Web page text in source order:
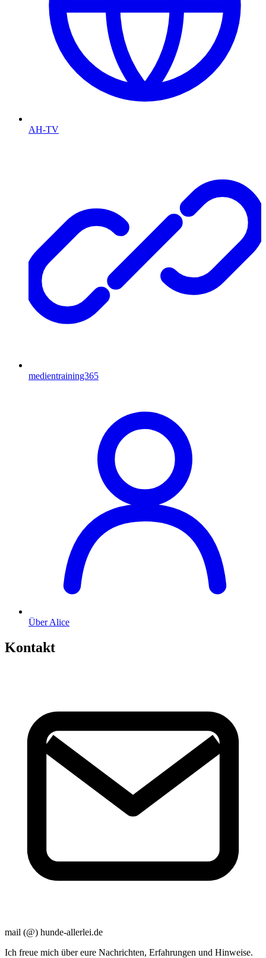
AH-TV
medientraining365
Über Alice
Kontakt
mail (@) hunde-allerlei.de
Ich freue mich über eure Nachrichten, Erfahrungen und Hinweise.